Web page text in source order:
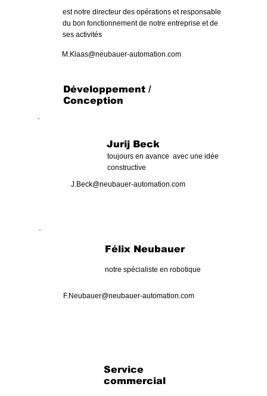
est notre directeur des opérations et responsable
du bon fonctionnement de notre entreprise et de
ses activités
M.Klaas@neubauer-automation.com
Félix Neubauer
notre spécialiste en robotique
F.Neubauer@neubauer-automation.com
Développement /
Conception
Jurij Beck
toujours en avance avec une idée
constructive
J.Beck@neubauer-automation.com
Service
commercial